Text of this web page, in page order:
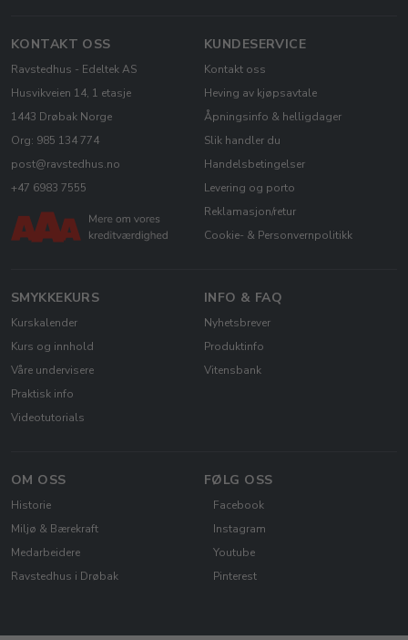
KONTAKT OSS
Ravstedhus - Edeltek AS
Husvikveien 14, 1 etasje
1443 Drøbak Norge
Org: 985 134 774
post@ravstedhus.no
+47 6983 7555
KUNDESERVICE
Kontakt oss
Heving av kjøpsavtale
Åpningsinfo & helligdager
Slik handler du
Handelsbetingelser
Levering og porto
Reklamasjon/retur
Cookie- & Personvernpolitikk
SMYKKEKURS
Kurskalender
Kurs og innhold
Våre undervisere
Praktisk info
Videotutorials
INFO & FAQ
Nyhetsbrever
Produktinfo
Vitensbank
OM OSS
Historie
Miljø & Bærekraft
Medarbeidere
Ravstedhus i Drøbak
FØLG OSS
Facebook
Instagram
Youtube
Pinterest